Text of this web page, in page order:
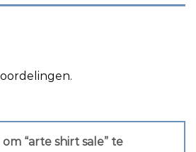
“arte shirt sale” te